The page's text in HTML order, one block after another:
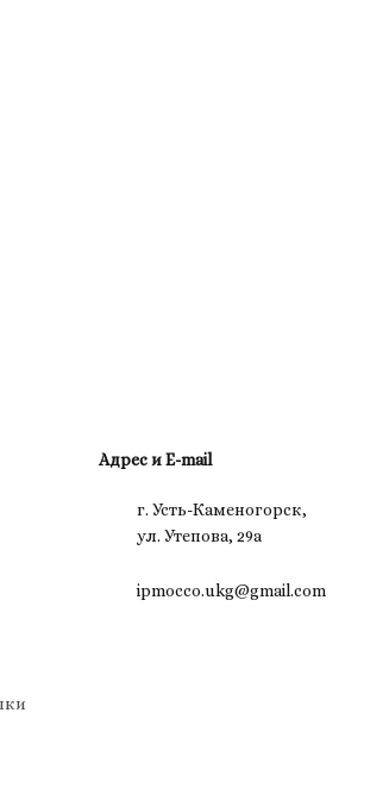
Адрес и E-mail
г. Усть-Каменогорск,
ул. Утепова, 29а
ipmocco.ukg@gmail.com